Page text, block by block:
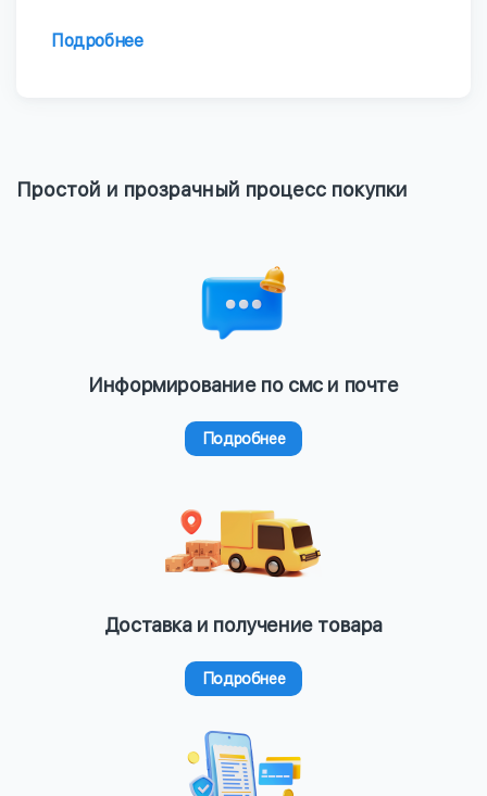
Подробнее
Простой и прозрачный процесс покупки
Информирование по смс и почте
Подробнее
Доставка и получение товара
Подробнее